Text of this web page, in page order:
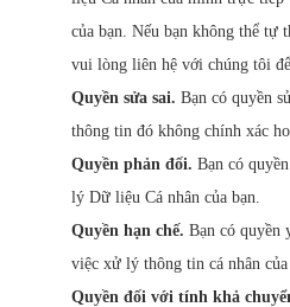
của bạn. Nếu bạn không thể tự
vui lòng liên hệ với chúng tôi
Quyền sửa sai. Bạn có quyền
thông tin đó không chính xác
Quyền phản đối. Bạn có
lý Dữ liệu Cá nhân của bạn.
Quyền hạn chế. Bạn có quyền
việc xử lý thông tin cá nhân của
Quyền đối với tính khả